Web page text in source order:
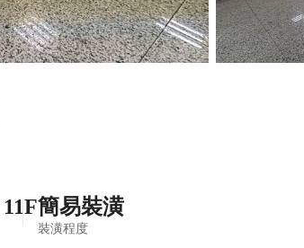
11F簡易裝潢
裝潢程度